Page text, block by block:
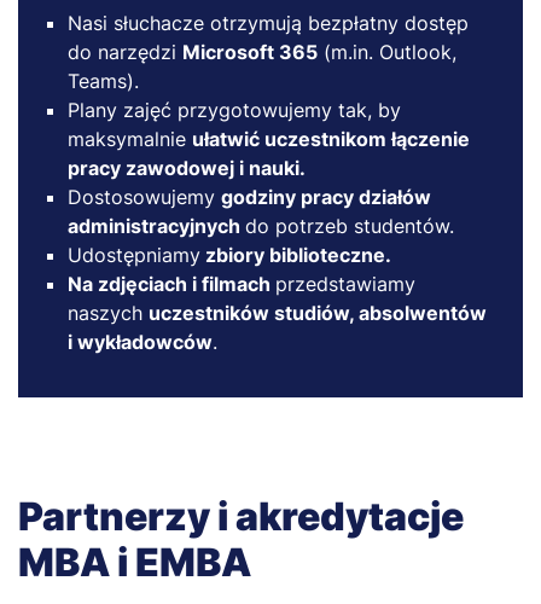
Nasi słuchacze otrzymują bezpłatny dostęp
do narzędzi Microsoft 365 (m.in. Outlook,
Teams).
Plany zajęć przygotowujemy tak, by
maksymalnie ułatwić uczestnikom łączenie
pracy zawodowej i nauki.
Dostosowujemy godziny pracy działów
administracyjnych do potrzeb studentów.
Udostępniamy zbiory biblioteczne.
Na zdjęciach i filmach przedstawiamy
naszych uczestników studiów, absolwentów
i wykładowców.
Partnerzy i akredytacje
MBA i EMBA